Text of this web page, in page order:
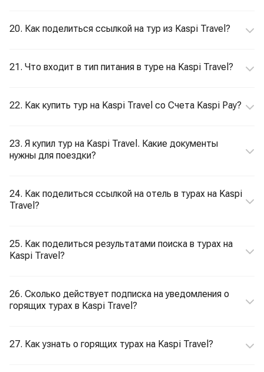
20. Как поделиться ссылкой на тур из Kaspi Travel?
21. Что входит в тип питания в туре на Kaspi Travel?
22. Как купить тур на Kaspi Travel со Счета Kaspi Pay?
23. Я купил тур на Kaspi Travel. Какие документы
нужны для поездки?
24. Как поделиться ссылкой на отель в турах на Kaspi
Travel?
25. Как поделиться результатами поиска в турах на
Kaspi Travel?
26. Сколько действует подписка на уведомления о
горящих турах в Kaspi Travel?
27. Как узнать о горящих турах на Kaspi Travel?